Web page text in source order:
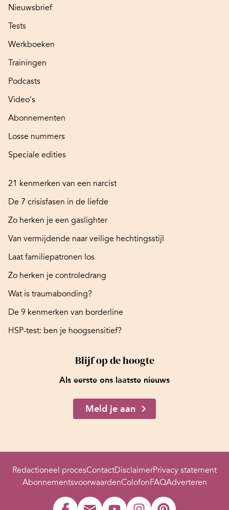
Nieuwsbrief
Tests
Werkboeken
Trainingen
Podcasts
Video's
Abonnementen
Losse nummers
Speciale edities
21 kenmerken van een narcist
De 7 crisisfasen in de liefde
Zo herken je een gaslighter
Van vermijdende naar veilige hechtingsstijl
Laat familiepatronen los
Zo herken je controledrang
Wat is traumabonding?
De 9 kenmerken van borderline
HSP-test: ben je hoogsensitief?
Blijf op de hoogte
Als eerste ons laatste nieuws
Meld je aan
Redactioneel procesContactDisclaimerPrivacy statement
AbonnementsvoorwaardenColofonFAQAdverteren